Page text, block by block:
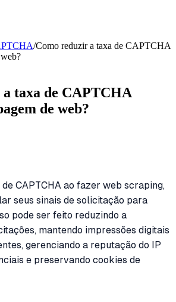
/Como reduzir a taxa de CAPTCHA
taxa de CAPTCHA
de web?
CAPTCHA ao fazer web scraping,
seus sinais de solicitação para
pode ser feito reduzindo a
mantendo impressões digitais
gerenciando a reputação do IP
e preservando cookies de